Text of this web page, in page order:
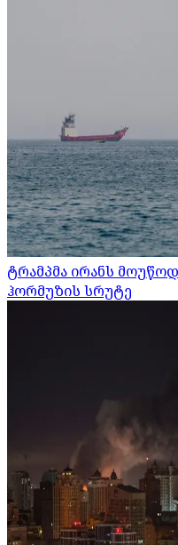
ტრამპმა ირანს
ჰორმუზის სრუტე